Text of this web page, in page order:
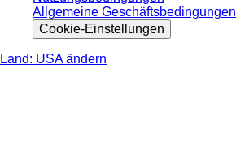
Allgemeine Geschäftsbedingungen
Cookie-Einstellungen
Land: USA ändern